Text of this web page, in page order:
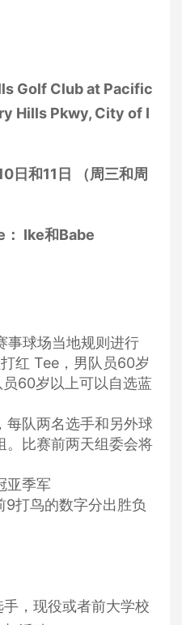
Golf Club at Pacific
Hills Pkwy, City of I
日和11日
（周三和周
： Ike和Babe
事球场当地规则进行
红 Tee，男队员60岁
60岁以上可以自选蓝
每队两名选手和另外球
。比赛前两天组委会将
亚季军
打鸟的数字分出胜负
，现役或者前大学校